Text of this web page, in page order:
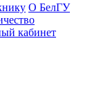
О БелГУ
кабинет